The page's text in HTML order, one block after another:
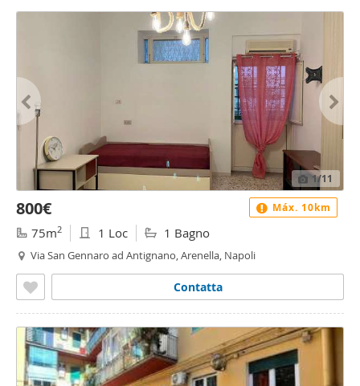
1/11
800€
75m2 1 Loc 1 Bagno
Via San Gennaro ad Antignano, Arenella, Napoli
Contatta
Máx. 10km